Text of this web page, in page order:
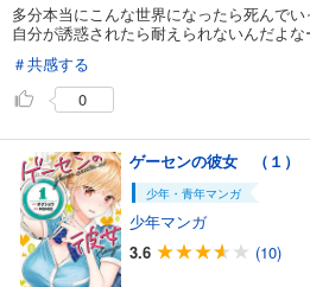
多分本当にこんな世界になったら死んで
自分が誘惑されたら耐えられないんだよ
＃共感する
0
ゲーセンの彼女 （１）
少年・青年マンガ
少年マンガ
3.6
(10)